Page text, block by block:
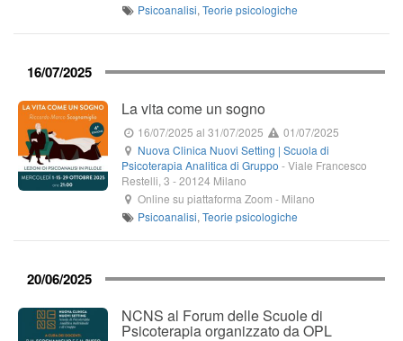
Psicoanalisi,Teorie psicologiche
16/07/2025
La vita come un sogno
16/07/2025 al 31/07/2025
01/07/2025
Nuova Clinica Nuovi Setting | Scuola di
Psicoterapia Analitica di Gruppo -Viale Francesco
Restelli, 3 -20124 Milano
Online su piattaforma Zoom - Milano
Psicoanalisi,Teorie psicologiche
20/06/2025
NCNS al Forum delle Scuole di
Psicoterapia organizzato da OPL